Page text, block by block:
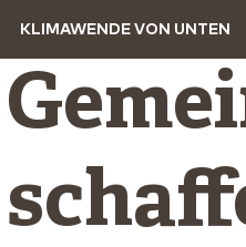
KLIMAWENDE VON UNTEN